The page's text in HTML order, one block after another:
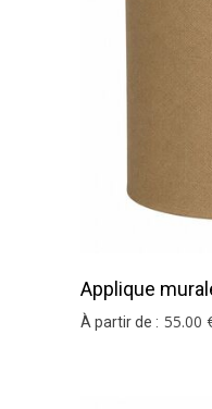
Applique
coton ficelle
À partir de : 55.00